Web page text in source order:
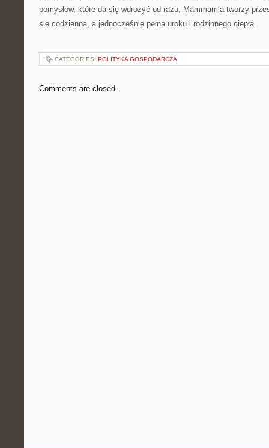
pomysłów, które da się wdrożyć od razu, Mammamia tworzy
się codzienna, a jednocześnie pełna uroku i rodzinnego ciepła.
CATEGORIES: POLITYKA GOSPODARCZA
Comments are closed.